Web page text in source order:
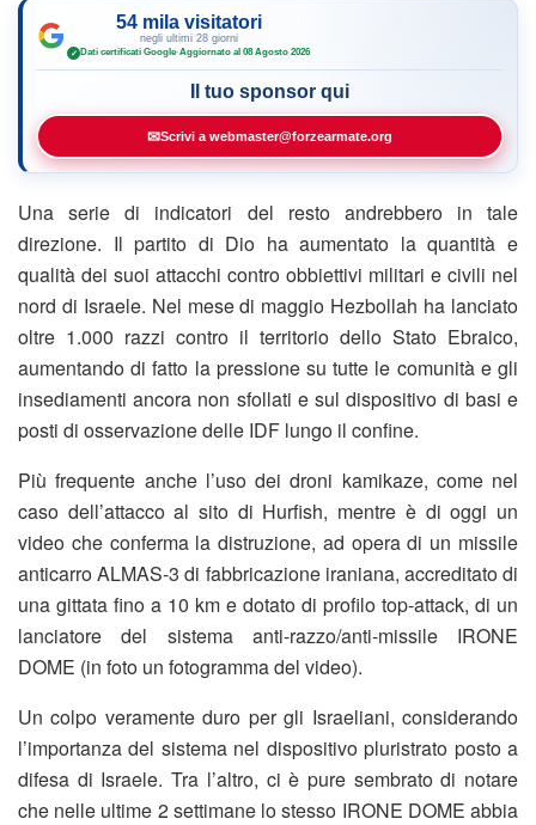
54 mila visitatori
negli ultimi 28 giorni
✓ Dati certificati Google·Aggiornato al 08 Agosto 2026
Il tuo sponsor qui
✉Scrivi a webmaster@forzearmate.org
Una serie di indicatori del resto andrebbero in tale
direzione. Il partito di Dio ha aumentato la quantità e
qualità dei suoi attacchi contro obbiettivi militari e civili nel
nord di Israele. Nel mese di maggio Hezbollah ha lanciato
oltre 1.000 razzi contro il territorio dello Stato Ebraico,
aumentando di fatto la pressione su tutte le comunità e gli
insediamenti ancora non sfollati e sul dispositivo di basi e
posti di osservazione delle IDF lungo il confine.
Più frequente anche l’uso dei droni kamikaze, come nel
caso dell’attacco al sito di Hurfish, mentre è di oggi un
video che conferma la distruzione, ad opera di un missile
anticarro ALMAS-3 di fabbricazione iraniana, accreditato di
una gittata fino a 10 km e dotato di profilo top-attack, di un
lanciatore del sistema anti-razzo/anti-missile IRONE
DOME (in foto un fotogramma del video).
Un colpo veramente duro per gli Israeliani, considerando
l’importanza del sistema nel dispositivo pluristrato posto a
difesa di Israele. Tra l’altro, ci è pure sembrato di notare
che nelle ultime 2 settimane lo stesso IRONE DOME abbia